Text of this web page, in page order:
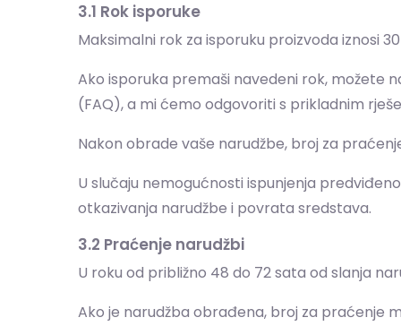
3.1 Rok isporuke
Maksimalni rok za isporuku proizvoda iznosi
Ako isporuka premaši navedeni rok, možete
(FAQ), a mi ćemo odgovoriti s prikladnim
Nakon obrade vaše narudžbe, broj za
U slučaju nemogućnosti ispunjenja
otkazivanja narudžbe i povrata sredstava.
3.2 Praćenje narudžbi
U roku od približno 48 do 72 sata od slanja
Ako je narudžba obrađena, broj za praćenje